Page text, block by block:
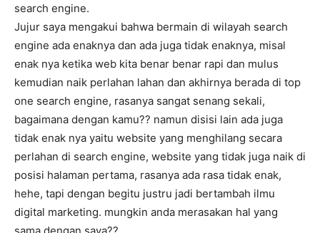
search engine.
Jujur saya mengakui bahwa bermain di wilayah search
engine ada enaknya dan ada juga tidak enaknya, misal
enak nya ketika web kita benar benar rapi dan mulus
kemudian naik perlahan lahan dan akhirnya berada di top
one search engine, rasanya sangat senang sekali,
bagaimana dengan kamu?? namun disisi lain ada juga
tidak enak nya yaitu website yang menghilang secara
perlahan di search engine, website yang tidak juga naik di
posisi halaman pertama, rasanya ada rasa tidak enak,
hehe, tapi dengan begitu justru jadi bertambah ilmu
digital marketing. mungkin anda merasakan hal yang